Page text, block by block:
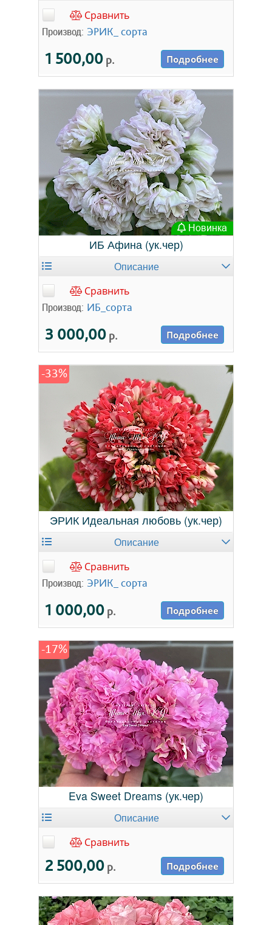
Сравнить
Производ: ЭРИК_ сорта
1 500,00 р. Подробнее
Новинка
ИБ Афина (ук.чер)
Описание
Сравнить
Производ: ИБ_сорта
3 000,00 р. Подробнее
-33%
ЭРИК Идеальная любовь (ук.чер)
Описание
Сравнить
Производ: ЭРИК_ сорта
1 000,00 р. Подробнее
-17%
Eva Sweet Dreams (ук.чер)
Описание
Сравнить
2 500,00 р. Подробнее